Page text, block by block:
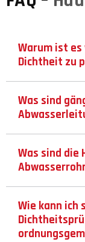
Warum ist
Dichtheit zu
Was sind
Was sind die
Wie kann ich